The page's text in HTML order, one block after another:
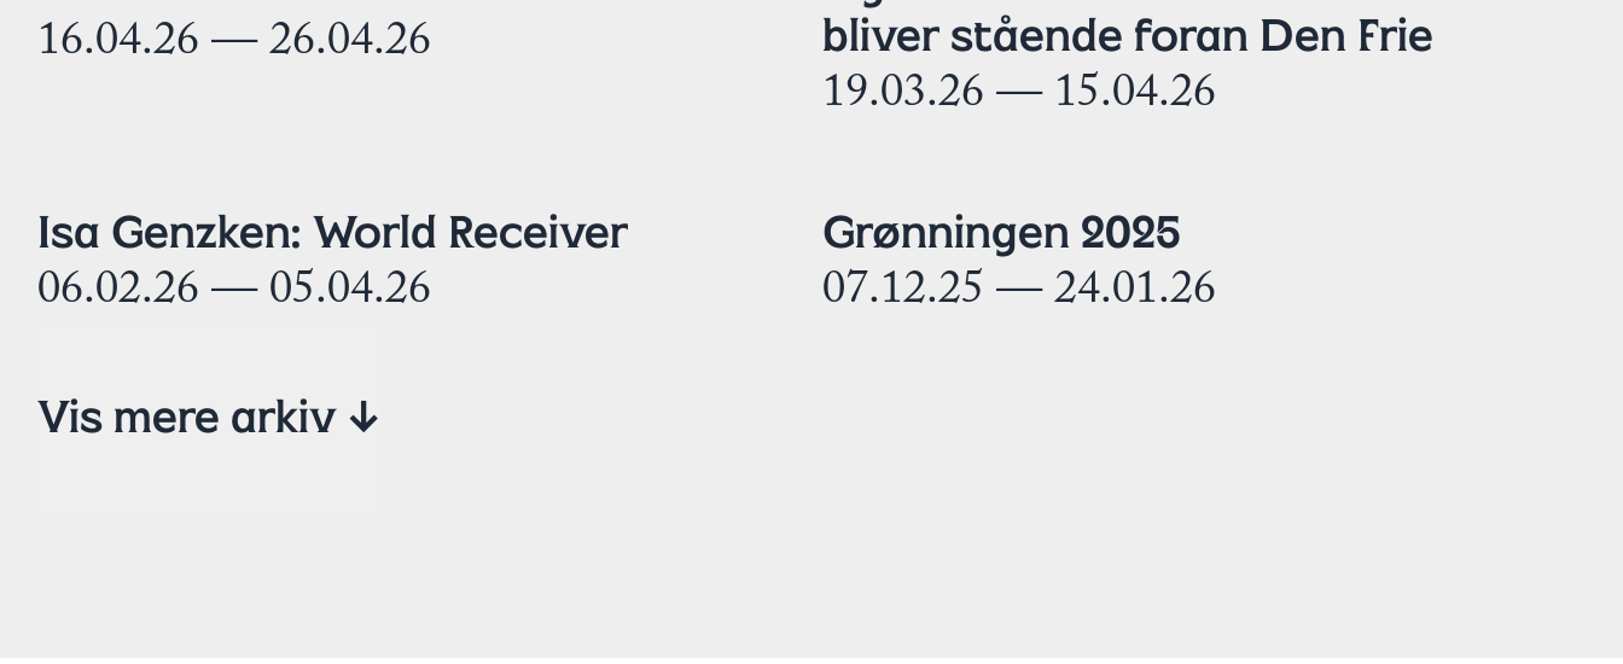
16.04.26 — 26.04.26
bliver stående foran Den Frie
19.03.26 — 15.04.26
Isa Genzken: World Receiver
06.02.26 — 05.04.26
Grønningen 2025
07.12.25 — 24.01.26
Vis mere arkiv ↓